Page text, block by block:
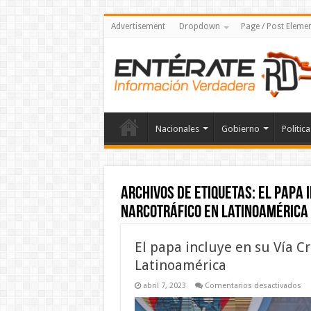
Advertisement Dropdown Page / Post
Nacionales Gobierno Politica
Archivos de etiquetas: El papa
narcotráfico en Latinoamérica
El papa incluye en su Vía
Latinoamérica
abril 7, 2023 Comentarios desactivadosen